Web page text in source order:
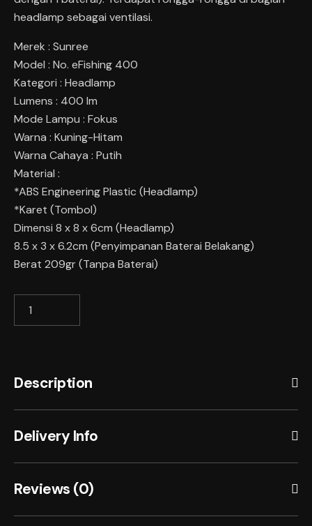
headlamp sebagai ventilasi.
Merek : Sunree
Model : No. eFishing 400
Kategori : Headlamp
Lumens : 400 lm
Mode Lampu : Fokus
Warna : Kuning-Hitam
Warna Cahaya : Putih
Material :
*ABS Engineering Plastic (Headlamp)
*Karet (Tombol)
Dimensi 8 x 8 x 6cm (Headlamp)
8.5 x 3 x 6.2cm (Penyimpanan Baterai Belakang)
Berat 209gr (Tanpa Baterai)
SUNREI
Headlamp
quantity
Description
Delivery Info
Reviews (0)